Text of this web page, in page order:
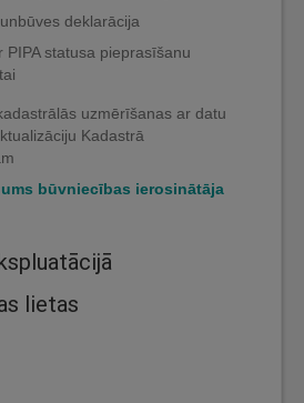
deklarācija
PIPA statusa pieprasīšanu
uzmērīšanas ar datu
Kadastrā
būvniecības ierosinātāja
lietas